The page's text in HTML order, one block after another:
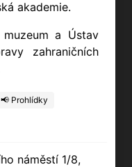
akademie.
a Ústav
zahraničních
📢 Prohlídky
náměstí 1/8,